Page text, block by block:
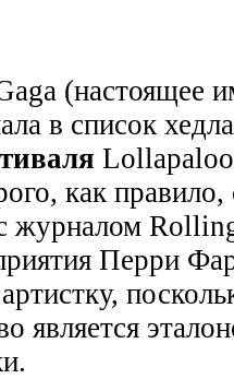
(настоящее
в список
как правило,
журналом
Перри
является